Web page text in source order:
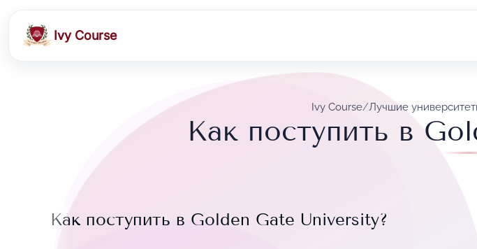
Ivy Course
Ivy Course/Лучшие
Как поступить в
Как поступить в Golden Gate University?